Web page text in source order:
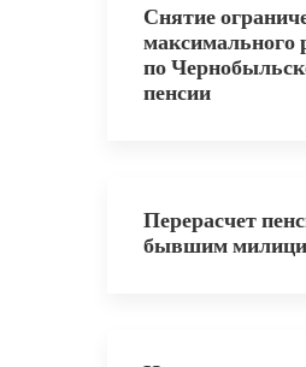
Снятие
максимального
по
пенсии
Перерасчет
бывшим